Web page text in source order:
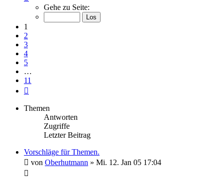
von
Gehe zu Seite:
1
2
3
4
5
…
11
Themen
Antworten
Zugriffe
Letzter Beitrag
Vorschläge für Themen.
von Oberhutmann » Mi. 12. Jan 05 17:04